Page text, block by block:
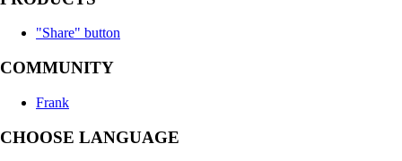
"Share" button
COMMUNITY
Frank
CHOOSE LANGUAGE